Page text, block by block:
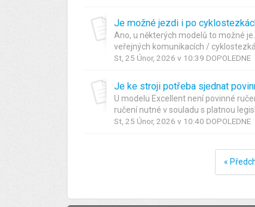
Je možné jezdi i po
Ano, u některých modelů to možné
veřejných komunikacích /
St, 25 Únor, 2026 v 10:39 DOPOLEDNE
Je ke stroji potřeba sjednat
U modelu Excellent není povinné
ručení nutné v souladu s platnou
St, 25 Únor, 2026 v 10:40 DOPOLEDNE
«